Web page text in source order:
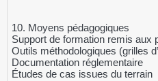
10. Moyens pédagogiques
Support de formation remis aux
Outils méthodologiques (grilles
Documentation réglementaire
Études de cas issues du terrain